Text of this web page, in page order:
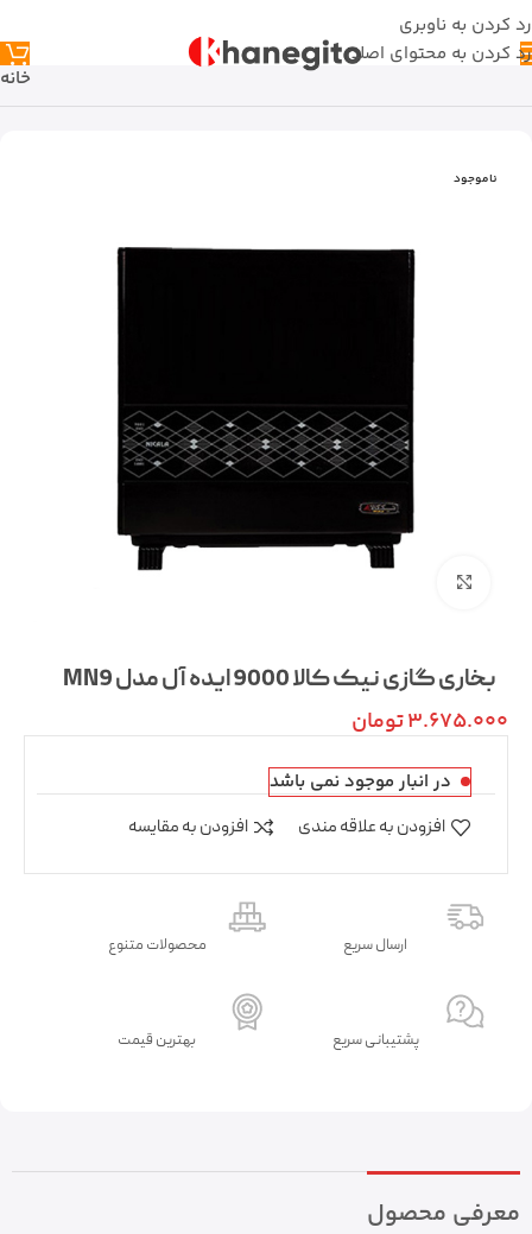
رد کردن به ناوبری
رد کردن به محتوای اصلی
خانه
ناموجود
بخاری گازی نیک کالا 9000 ایده آل مدل MN9
3.675.000تومان
در انبار موجود نمی باشد
افزودن به علاقه مندی افزودن به مقایسه
ارسال سریع محصولات متنوع
پشتیبانی سریع بهترین قیمت
معرفی محصول